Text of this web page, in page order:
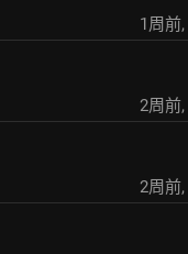
1周前,
2周前,
2周前,